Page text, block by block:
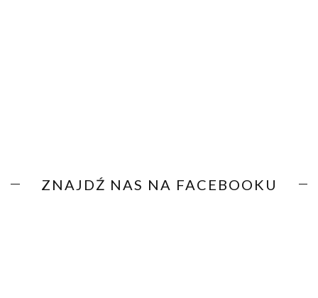
ZNAJDŹ NAS NA FACEBOOKU